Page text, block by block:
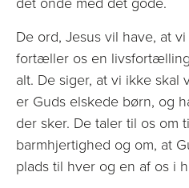
De ord, Jesus vil have, at
fortæller os en
alt. De siger, at vi ikke
er Guds elskede børn, og
der sker. De taler til os om
barmhjertighed og om, at
plads til hver og en af os i